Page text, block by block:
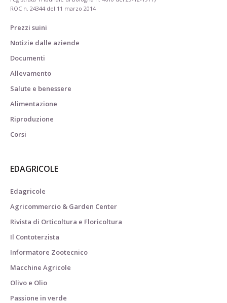
ROC n. 24344 del 11 marzo 2014
Prezzi suini
Notizie dalle aziende
Documenti
Allevamento
Salute e benessere
Alimentazione
Riproduzione
Corsi
EDAGRICOLE
Edagricole
Agricommercio & Garden Center
Rivista di Orticoltura e Floricoltura
Il Contoterzista
Informatore Zootecnico
Macchine Agricole
Olivo e Olio
Passione in verde